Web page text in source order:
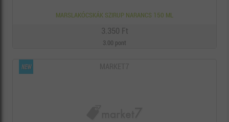
MARSLAKÓCSKÁK SZIRUP NARANCS 150 ML
3.350 Ft
3.00 pont